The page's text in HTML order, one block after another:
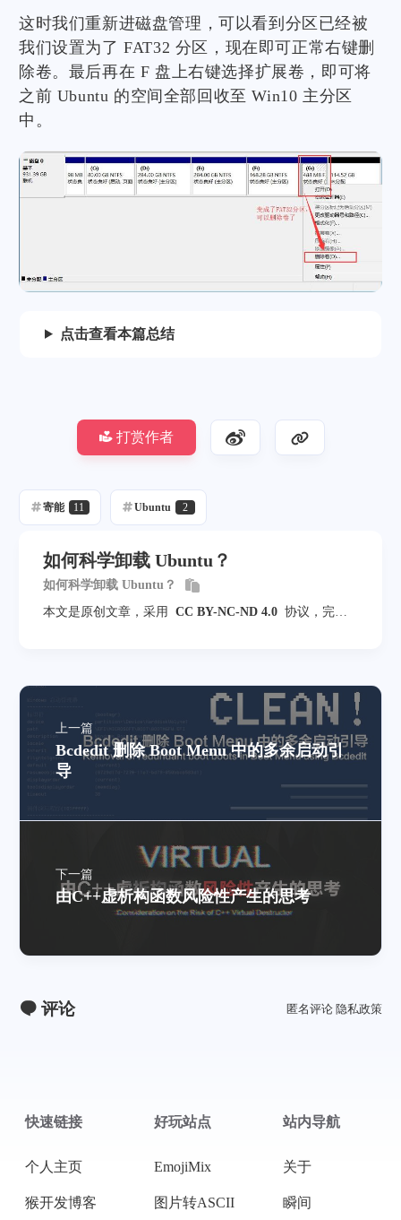
这时我们重新进磁盘管理，可以看到分区已经被
我们设置为了 FAT32 分区，现在即可正常右键删
除卷。最后再在 F 盘上右键选择扩展卷，即可将
之前 Ubuntu 的空间全部回收至 Win10 主分区
中。
点击查看本篇总结
打赏作者
寄能 11 Ubuntu 2
如何科学卸载 Ubuntu？
如何科学卸载 Ubuntu？
本文是原创文章，采用
CC BY-NC-ND 4.0 协议，完整
上一篇
Bcdedit 删除 Boot Menu 中的多余启动引
导
下一篇
由C++虚析构函数风险性产生的思考
评论 匿名评论 隐私政策
快速链接
个人主页
猴开发博客
好玩站点
EmojiMix
图片转ASCII
站内导航
关于
瞬间